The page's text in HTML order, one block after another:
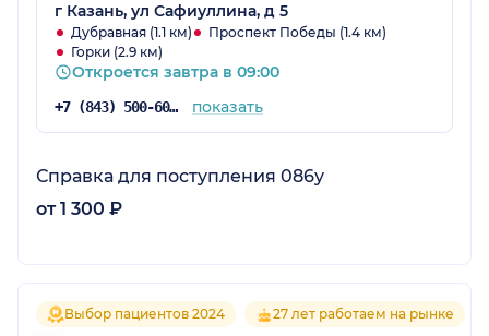
г Казань, ул Сафиуллина, д 5
Дубравная (1.1 км)
Проспект Победы (1.4 км)
Горки (2.9 км)
Откроется завтра в 09:00
+7 (843) 500-60-43 показать
Справка для поступления 086у
от 1 300 ₽
Выбор пациентов 2024 27 лет работаем на рынке